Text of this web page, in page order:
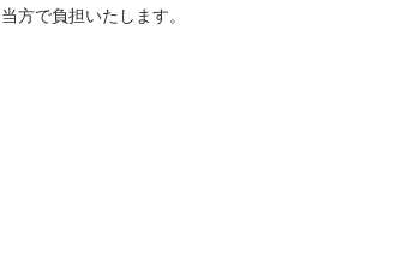
当方で負担いたします。